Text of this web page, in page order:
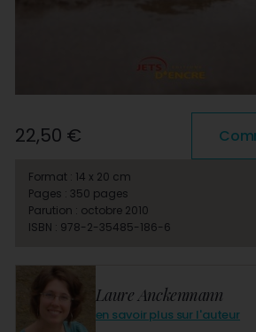
Laure Anckenmann
en savoir plus sur l'auteur
22,50 €
Format : 14 x 20 cm
Pages : 350 pages
Parution : octobre 2010
ISBN : 978-2-35485-186-6